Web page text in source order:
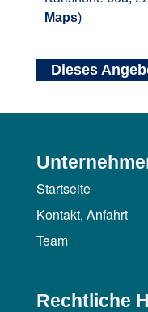
Maps)
Dieses
Startseite
Kontakt, Anfahrt
Team
Rechtliche